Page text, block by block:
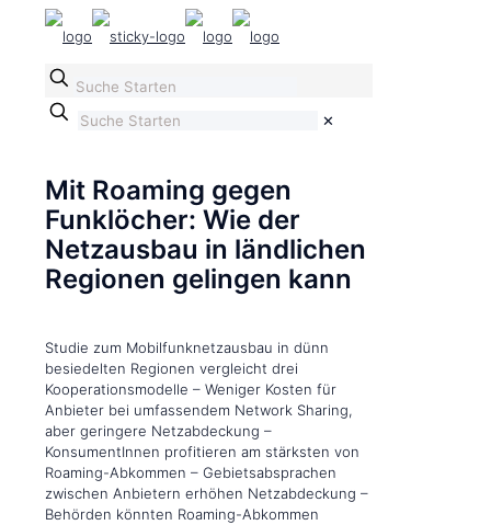
✕
Mit Roaming gegen
Funklöcher: Wie der
Netzausbau in ländlichen
Regionen gelingen kann
Studie zum Mobilfunknetzausbau in dünn
besiedelten Regionen vergleicht drei
Kooperationsmodelle – Weniger Kosten für
Anbieter bei umfassendem Network Sharing,
aber geringere Netzabdeckung –
KonsumentInnen profitieren am stärksten von
Roaming-Abkommen – Gebietsabsprachen
zwischen Anbietern erhöhen Netzabdeckung –
Behörden könnten Roaming-Abkommen